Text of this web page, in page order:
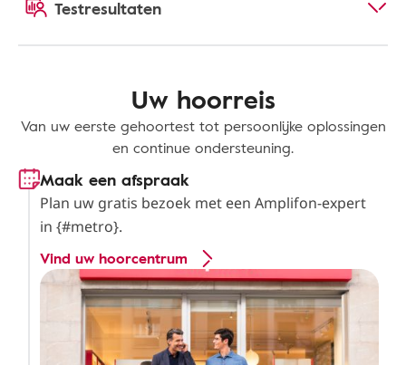
Testresultaten
Uw hoorreis
Van uw eerste gehoortest tot persoonlijke oplossingen
en continue ondersteuning.
Maak een afspraak
Plan uw gratis bezoek met een Amplifon-expert
in {#metro}.
Vind uw hoorcentrum